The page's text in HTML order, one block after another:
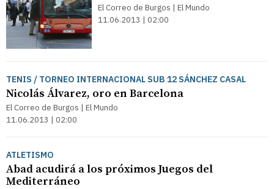
El Correo de Burgos | El Mundo
11.06.2013 | 02:00
TENIS / TORNEO INTERNACIONAL SUB 12 SÁNCHEZ CASAL
Nicolás Álvarez, oro en Barcelona
El Correo de Burgos | El Mundo
11.06.2013 | 02:00
ATLETISMO
Abad acudirá a los próximos Juegos del
Mediterráneo